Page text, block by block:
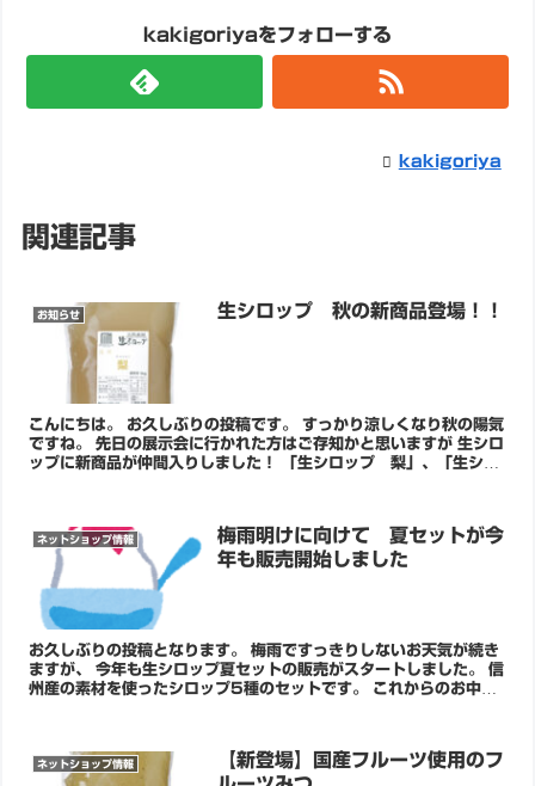
kakigoriyaをフォローする
kakigoriya
関連記事
お知らせ 生シロップ 秋の新商品登場！！
こんにちは。 お久しぶりの投稿です。 すっかり涼しくなり秋の陽気
ですね。 先日の展示会に行かれた方はご存知かと思いますが 生シロ
ップに新商品が仲間入りしました！ 「生シロップ 梨」、「生シロ
ネットショップ情報
梅雨明けに向けて 夏セットが今
年も販売開始しました
お久しぶりの投稿となります。 梅雨ですっきりしないお天気が続き
ますが、 今年も生シロップ夏セットの販売がスタートしました。 信
州産の素材を使ったシロップ5種のセットです。 これからのお中元
ネットショップ情報
【新登場】国産フルーツ使用のフ